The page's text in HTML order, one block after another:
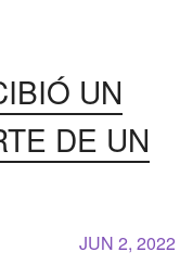
UN
DE UN
JUN 2, 2022